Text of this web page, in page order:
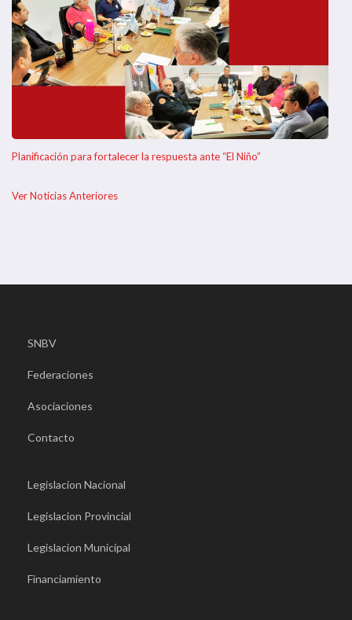
Planificación para fortalecer la respuesta ante “El Niño”
Ver Noticias Anteriores
SNBV
Federaciones
Asociaciones
Contacto
Legislacion Nacional
Legislacion Provincial
Legislacion Municipal
Financiamiento